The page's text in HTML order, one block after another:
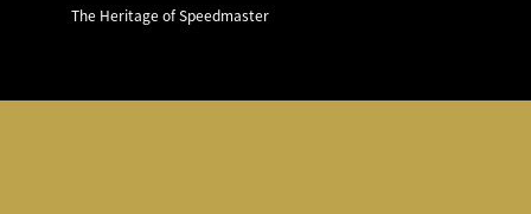
The Heritage of Speedmaster